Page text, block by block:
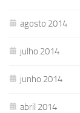
agosto 2014
julho 2014
junho 2014
abril 2014